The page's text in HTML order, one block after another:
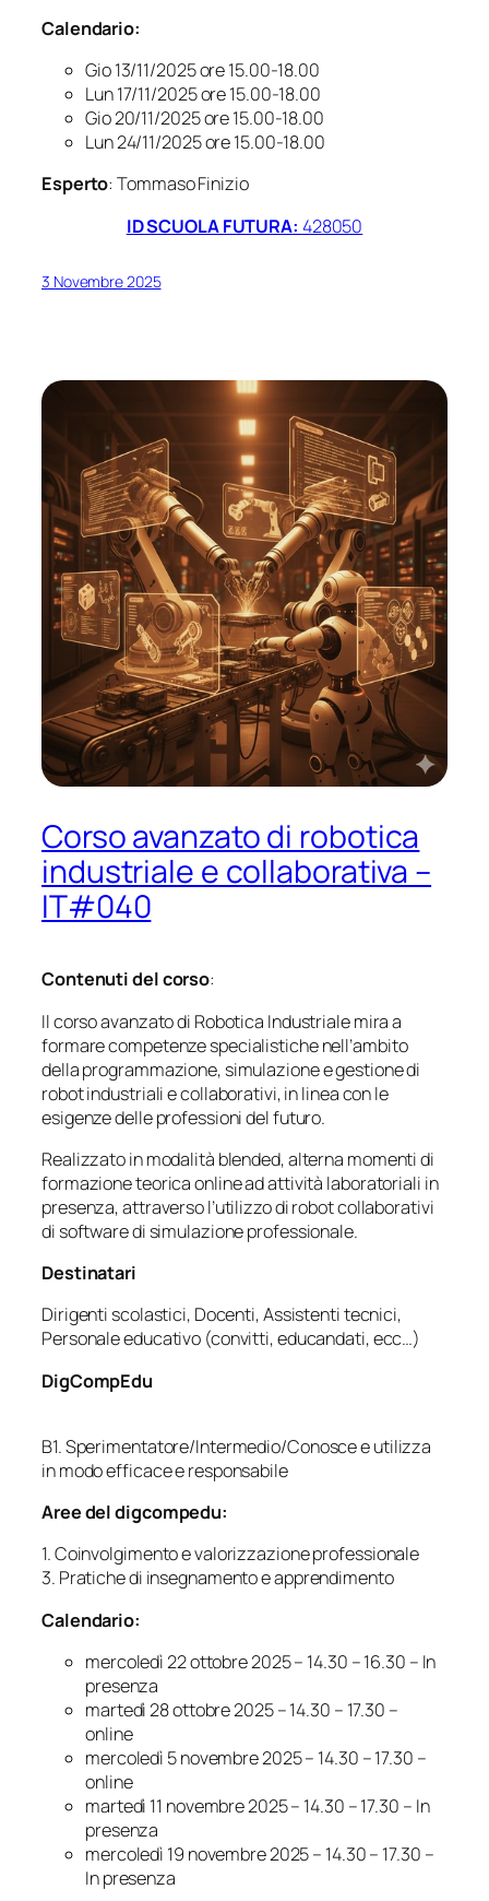
Calendario:
Gio 13/11/2025 ore 15.00-18.00
Lun 17/11/2025 ore 15.00-18.00
Gio 20/11/2025 ore 15.00-18.00
Lun 24/11/2025 ore 15.00-18.00
Esperto: Tommaso Finizio
ID SCUOLA FUTURA: 428050
3 Novembre 2025
Corso avanzato di robotica
industriale e collaborativa –
IT#040
Contenuti del corso:
Il corso avanzato di Robotica Industriale mira a
formare competenze specialistiche nell’ambito
della programmazione, simulazione e gestione di
robot industriali e collaborativi, in linea con le
esigenze delle professioni del futuro.
Realizzato in modalità blended, alterna momenti di
formazione teorica online ad attività laboratoriali in
presenza, attraverso l’utilizzo di robot collaborativi
di software di simulazione professionale.
Destinatari
Dirigenti scolastici, Docenti, Assistenti tecnici,
Personale educativo (convitti, educandati, ecc…)
DigCompEdu
B1. Sperimentatore/Intermedio/Conosce e utilizza
in modo efficace e responsabile
Aree del digcompedu:
1. Coinvolgimento e valorizzazione professionale
3. Pratiche di insegnamento e apprendimento
Calendario:
mercoledì 22 ottobre 2025 – 14.30 – 16.30 – In
presenza
martedì 28 ottobre 2025 – 14.30 – 17.30 –
online
mercoledì 5 novembre 2025 – 14.30 – 17.30 –
online
martedì 11 novembre 2025 – 14.30 – 17.30 – In
presenza
mercoledì 19 novembre 2025 – 14.30 – 17.30 –
In presenza